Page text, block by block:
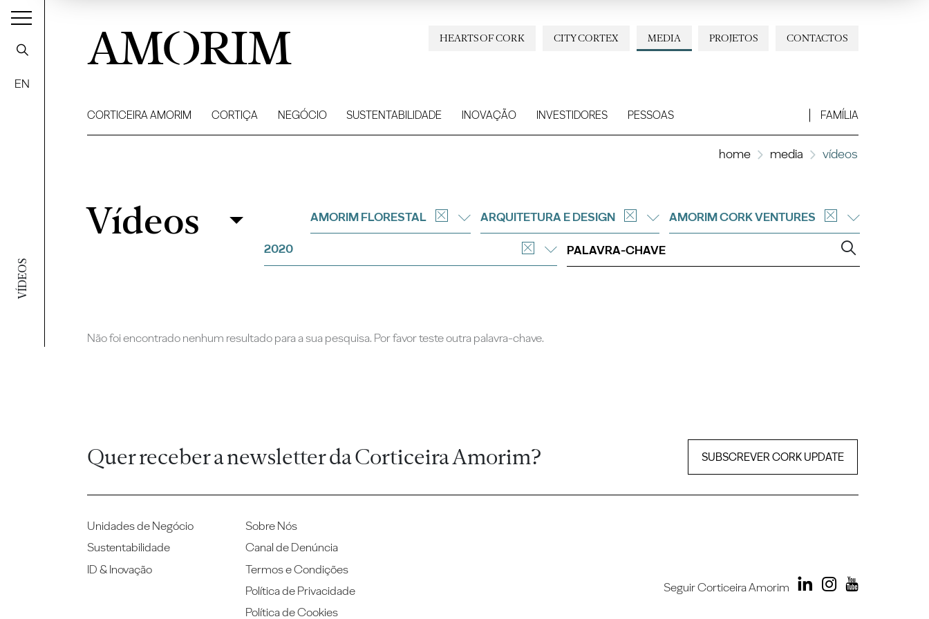
VÍDEOS
EN
AMORIM CONTACTOS
PROJETOS
MEDIA
CITY CORTEX
HEARTS OF CORK
CORTICEIRA AMORIM CORTIÇA NEGÓCIO SUSTENTABILIDADE INOVAÇÃO INVESTIDORES PESSOAS FAMÍLIA
home media vídeos
Filtrar
Vídeos AMORIM FLORESTAL ARQUITETURA E DESIGN AMORIM CORK VENTURES
2020
Não foi encontrado nenhum resultado para a sua pesquisa. Por favor teste outra palavra-chave.
Quer receber a newsletter da Corticeira Amorim? SUBSCREVER CORK UPDATE
Unidades de Negócio
Sustentabilidade
ID & Inovação
Sobre Nós
Canal de Denúncia
Termos e Condições
Política de Privacidade
Política de Cookies
Seguir Corticeira Amorim